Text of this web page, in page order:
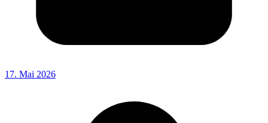
17. Mai 2026